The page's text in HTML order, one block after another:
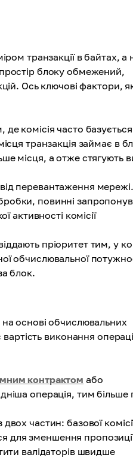
транзакції в байтах, а
блоку обмежений,
Ось ключові фактори,
де комісія часто
транзакція займає в
місця, а отже стягують
від перевантаження мережі.
повинні
активності комісії
пріоритет тим, у
обчислювальної
блок.
основі обчислювальних
виконання
контрактом або
операція, тим більше
частин: базової
для зменшення
валідаторів швидше